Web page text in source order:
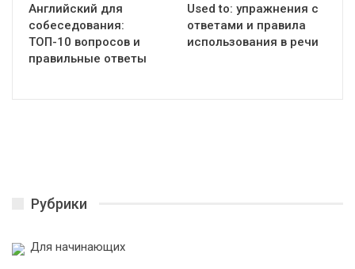
Английский для
собеседования:
ТОП-10 вопросов и
правильные ответы
Used to: упражнения с
ответами и правила
использования в речи
Рубрики
Для начинающих